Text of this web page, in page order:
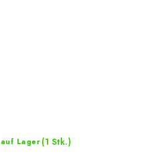
auf Lager (1 Stk.)